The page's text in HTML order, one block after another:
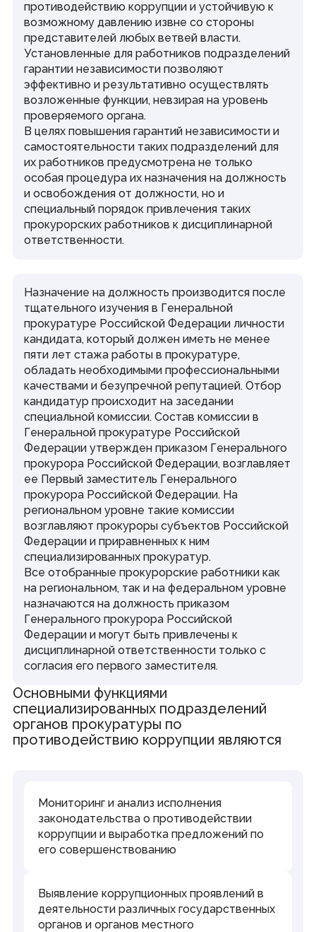
противодействию коррупции и устойчивую к
возможному давлению извне со стороны
представителей любых ветвей власти.
Установленные для работников подразделений
гарантии независимости позволяют
эффективно и результативно осуществлять
возложенные функции, невзирая на уровень
проверяемого органа.
В целях повышения гарантий независимости и
самостоятельности таких подразделений для
их работников предусмотрена не только
особая процедура их назначения на должность
и освобождения от должности, но и
специальный порядок привлечения таких
прокурорских работников к дисциплинарной
ответственности.
Назначение на должность производится после
тщательного изучения в Генеральной
прокуратуре Российской Федерации личности
кандидата, который должен иметь не менее
пяти лет стажа работы в прокуратуре,
обладать необходимыми профессиональными
качествами и безупречной репутацией. Отбор
кандидатур происходит на заседании
специальной комиссии. Состав комиссии в
Генеральной прокуратуре Российской
Федерации утвержден приказом Генерального
прокурора Российской Федерации, возглавляет
ее Первый заместитель Генерального
прокурора Российской Федерации. На
региональном уровне такие комиссии
возглавляют прокуроры субъектов Российской
Федерации и приравненных к ним
специализированных прокуратур.
Все отобранные прокурорские работники как
на региональном, так и на федеральном уровне
назначаются на должность приказом
Генерального прокурора Российской
Федерации и могут быть привлечены к
дисциплинарной ответственности только с
согласия его первого заместителя.
Основными функциями
специализированных подразделений
органов прокуратуры по
противодействию коррупции являются
Мониторинг и анализ исполнения
законодательства о противодействии
коррупции и выработка предложений по
его совершенствованию
Выявление коррупционных проявлений в
деятельности различных государственных
органов и органов местного